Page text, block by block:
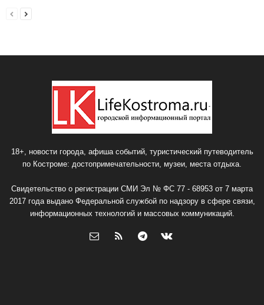
18+, новости города, афиша событий, туристический путеводитель
по Костроме: достопримечательности, музеи, места отдыха.
Свидетельство о регистрации СМИ Эл № ФС 77 - 68953 от 7 марта
2017 года выдано Федеральной службой по надзору в сфере связи,
информационных технологий и массовых коммуникаций.